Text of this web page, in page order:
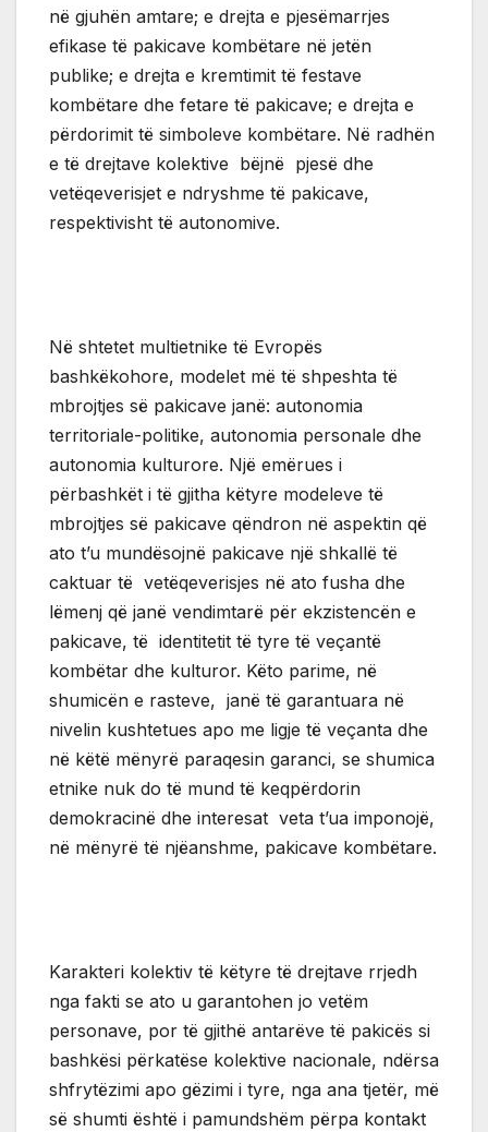
në gjuhën amtare; e drejta e pjesëmarrjes
efikase të pakicave kombëtare në jetën
publike; e drejta e kremtimit të festave
kombëtare dhe fetare të pakicave; e drejta e
përdorimit të simboleve kombëtare. Në radhën
e të drejtave kolektive bëjnë pjesë dhe
vetëqeverisjet e ndryshme të pakicave,
respektivisht të autonomive.
Në shtetet multietnike të Evropës
bashkëkohore, modelet më të shpeshta të
mbrojtjes së pakicave janë: autonomia
territoriale-politike, autonomia personale dhe
autonomia kulturore. Një emërues i
përbashkët i të gjitha këtyre modeleve të
mbrojtjes së pakicave qëndron në aspektin që
ato t’u mundësojnë pakicave një shkallë të
caktuar të vetëqeverisjes në ato fusha dhe
lëmenj që janë vendimtarë për ekzistencën e
pakicave, të identitetit të tyre të veçantë
kombëtar dhe kulturor. Këto parime, në
shumicën e rasteve, janë të garantuara në
nivelin kushtetues apo me ligje të veçanta dhe
në këtë mënyrë paraqesin garanci, se shumica
etnike nuk do të mund të keqpërdorin
demokracinë dhe interesat veta t’ua imponojë,
në mënyrë të njëanshme, pakicave kombëtare.
Karakteri kolektiv të këtyre të drejtave rrjedh
nga fakti se ato u garantohen jo vetëm
personave, por të gjithë antarëve të pakicës si
bashkësi përkatëse kolektive nacionale, ndërsa
shfrytëzimi apo gëzimi i tyre, nga ana tjetër, më
së shumti është i pamundshëm përpa kontakt